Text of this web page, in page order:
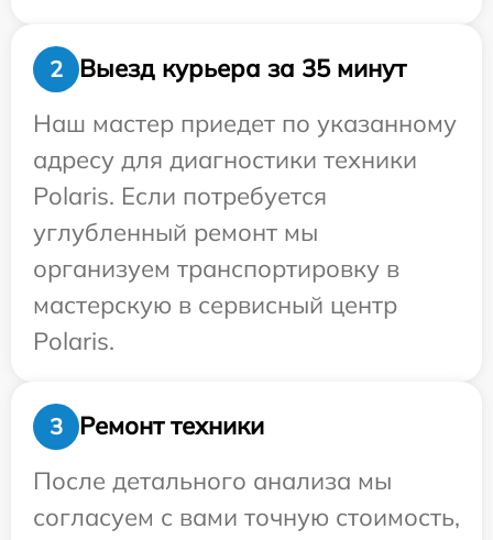
2
Выезд курьера за 35 минут
Наш мастер приедет по указанному
адресу для диагностики техники
Polaris. Если потребуется
углубленный ремонт мы
организуем транспортировку в
мастерскую в сервисный центр
Polaris.
3
Ремонт техники
После детального анализа мы
согласуем с вами точную стоимость,